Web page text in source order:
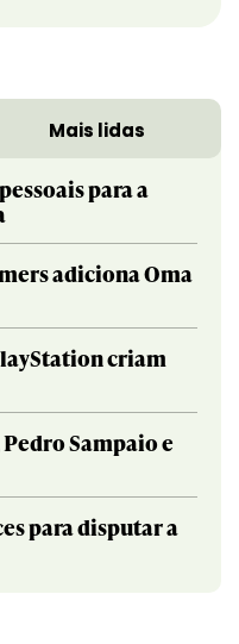
Mais lidas
para a
adiciona Oma
criam
Sampaio e
para disputar a